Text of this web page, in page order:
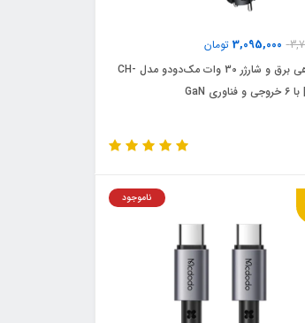
3,095,000 تومان
چندراهی برق و شارژر 30 وات مک‌دودو مدل CH-
ناموجود